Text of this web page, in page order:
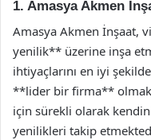
1. Amasya Akmen
Amasya Akmen İnşaat,
yenilik** üzerine inşa
ihtiyaçlarını en iyi
**lider bir firma**
için sürekli olarak
yenilikleri takip